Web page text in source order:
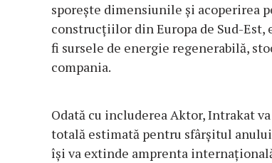
sporeşte dimensiunile şi acoperirea
construcţiilor din Europa de Sud-
fi sursele de energie regenerabilă,
compania.
Odată cu includerea Aktor, Intrakat
totală estimată pentru sfârşitul
îşi va extinde amprenta